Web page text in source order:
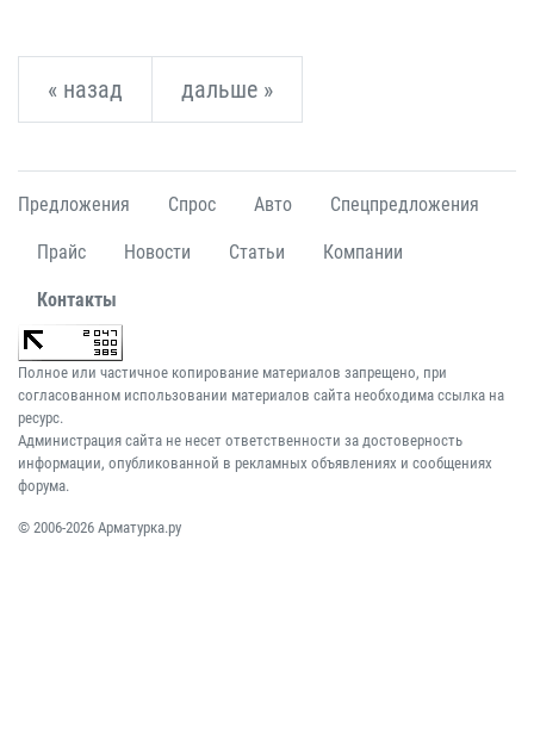
« назад дальше »
Предложения Спрос Авто Спецпредложения
Прайс Новости Статьи Компании
Контакты
Полное или частичное копирование материалов запрещено, при
согласованном использовании материалов сайта необходима ссылка на
ресурс.
Администрация сайта не несет ответственности за достоверность
информации, опубликованной в рекламных объявлениях и сообщениях
форума.
© 2006-2026 Арматурка.ру